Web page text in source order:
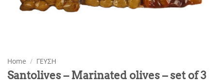
Home / ΓΕΥΣΗ
Santolives – Marinated olives – set of 3